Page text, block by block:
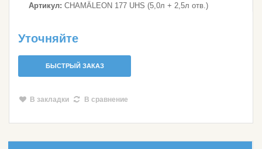
Артикул: CHAMÄLEON 177 UHS (5,0л + 2,5л отв.)
Уточняйте
БЫСТРЫЙ ЗАКАЗ
В закладки В сравнение